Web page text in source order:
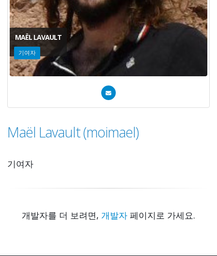
MAËL LAVAULT
기여자
Maël Lavault (moimael)
기여자
개발자를 더 보려면, 개발자 페이지로 가세요.